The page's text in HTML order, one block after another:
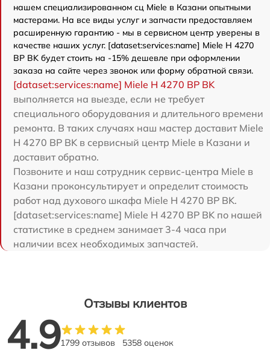
нашем специализированном сц Miele в Казани опытными
мастерами. На все виды услуг и запчасти предоставляем
расширенную гарантию - мы в сервисном центр уверены в
качестве наших услуг. [dataset:services:name] Miele H 4270
BP BK будет стоить на -15% дешевле при оформлении
заказа на сайте через звонок или форму обратной связи.
[dataset:services:name] Miele H 4270 BP BK
выполняется на выезде, если не требует
специального оборудования и длительного времени
ремонта. В таких случаях наш мастер доставит Miele
H 4270 BP BK в сервисный центр Miele в Казани и
доставит обратно.
Позвоните и наш сотрудник сервис-центра Miele в
Казани проконсультирует и определит стоимость
работ над духового шкафа Miele H 4270 BP BK.
[dataset:services:name] Miele H 4270 BP BK по нашей
статистике в среднем занимает 3-4 часа при
наличии всех необходимых запчастей.
Отзывы клиентов
4.91799 отзывов 5358 оценок